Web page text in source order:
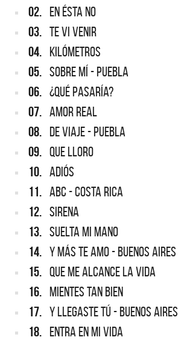
02. EN ÉSTA NO
03. TE VI VENIR
04. KILÓMETROS
05. SOBRE MÍ - PUEBLA
06. ¿QUÉ PASARÍA?
07. AMOR REAL
08. DE VIAJE - PUEBLA
09. QUE LLORO
10. ADIÓS
11. ABC - COSTA RICA
12. SIRENA
13. SUELTA MI MANO
14. Y MÁS TE AMO - BUENOS AIRES
15. QUE ME ALCANCE LA VIDA
16. MIENTES TAN BIEN
17. Y LLEGASTE TÚ - BUENOS AIRES
18. ENTRA EN MI VIDA